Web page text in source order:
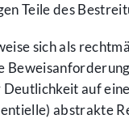
Teile des
sich als
auf
abstrakte